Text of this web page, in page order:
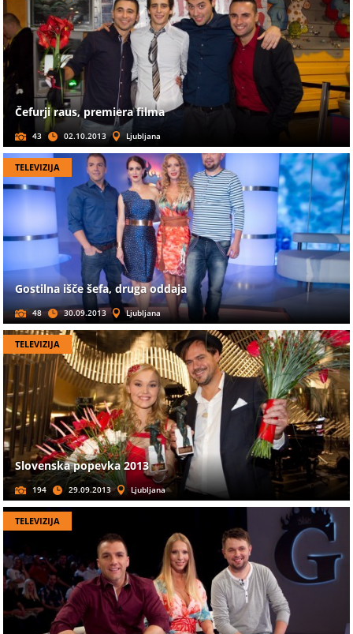
Čefurji raus, premiera filma
43 02.10.2013 Ljubljana
TELEVIZIJA
Gostilna išče šefa, druga oddaja
48 30.09.2013 Ljubljana
TELEVIZIJA
Slovenska popevka 2013
194 29.09.2013 Ljubljana
TELEVIZIJA